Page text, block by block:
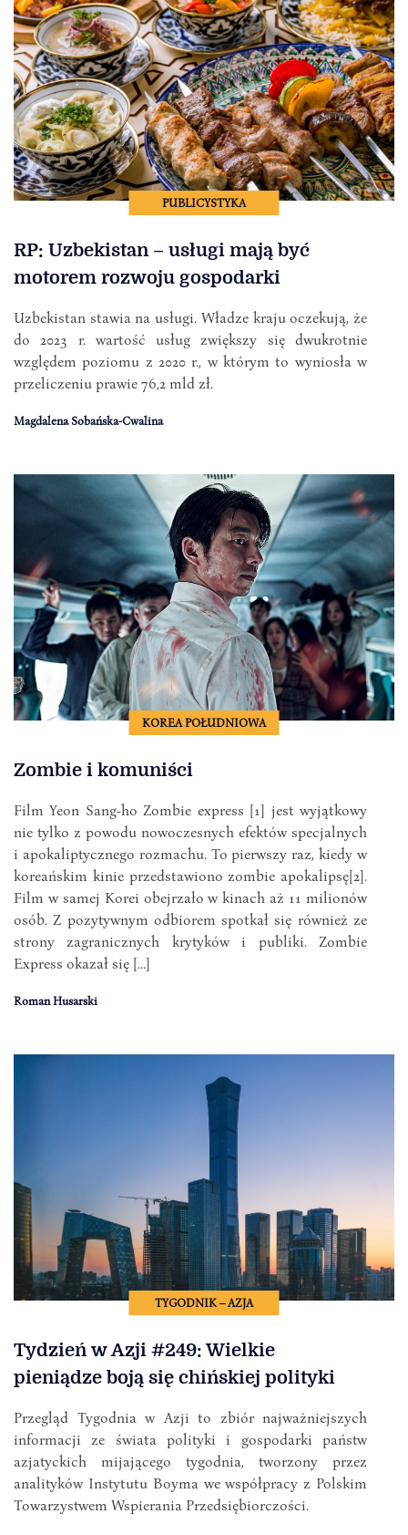
PUBLICYSTYKA
RP: Uzbekistan – usługi mają być
motorem rozwoju gospodarki
Uzbekistan stawia na usługi. Władze kraju oczekują, że
do 2023 r. wartość usług zwiększy się dwukrotnie
względem poziomu z 2020 r., w którym to wyniosła w
przeliczeniu prawie 76,2 mld zł.
Magdalena Sobańska-Cwalina
KOREA POŁUDNIOWA
Zombie i komuniści
Film Yeon Sang-ho Zombie express [1] jest wyjątkowy
nie tylko z powodu nowoczesnych efektów specjalnych
i apokaliptycznego rozmachu. To pierwszy raz, kiedy w
koreańskim kinie przedstawiono zombie apokalipsę[2].
Film w samej Korei obejrzało w kinach aż 11 milionów
osób. Z pozytywnym odbiorem spotkał się również ze
strony zagranicznych krytyków i publiki. Zombie
Express okazał się […]
Roman Husarski
TYGODNIK – AZJA
Tydzień w Azji #249: Wielkie
pieniądze boją się chińskiej polityki
Przegląd Tygodnia w Azji to zbiór najważniejszych
informacji ze świata polityki i gospodarki państw
azjatyckich mijającego tygodnia, tworzony przez
analityków Instytutu Boyma we współpracy z Polskim
Towarzystwem Wspierania Przedsiębiorczości.